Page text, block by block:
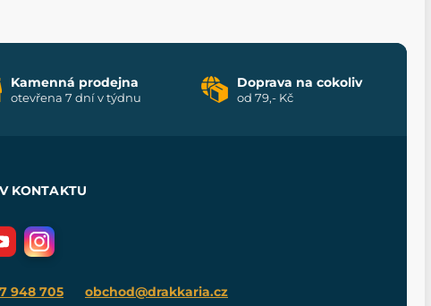
Kamenná prodejna
otevřena 7 dní v týdnu
Doprava na cokoliv
od 79,- Kč
KONTAKTU
948 705 obchod@drakkaria.cz